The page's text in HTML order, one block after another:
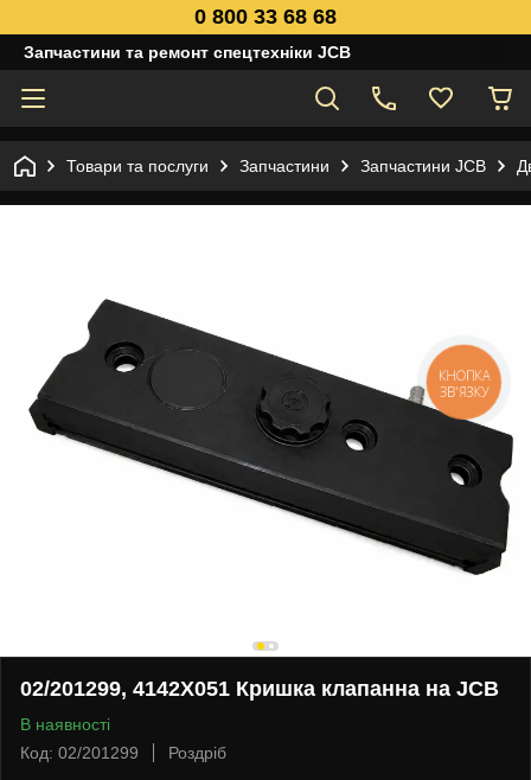
0 800 33 68 68
Запчастини та ремонт спецтехніки JCB
Товари та послуги Запчастини Запчастини JCB
02/201299, 4142X051 Кришка клапанна на JCB
В наявності
Код: 02/201299
Роздріб
КНОПКА
ЗВ'ЯЗКУ